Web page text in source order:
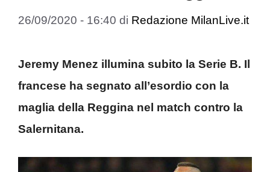
26/09/2020 - 16:40 di Redazione MilanLive.it
Jeremy Menez illumina subito la Serie B. Il
francese ha segnato all’esordio con la
maglia della Reggina nel match contro la
Salernitana.